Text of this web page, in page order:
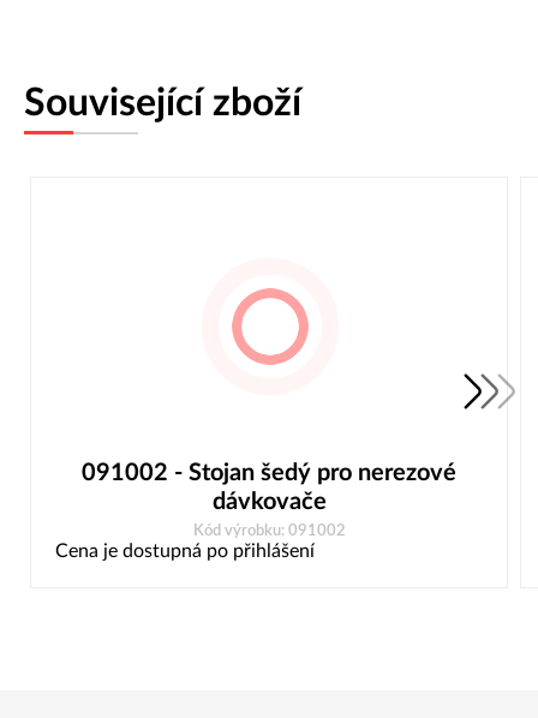
Související zboží
091002 - Stojan šedý pro nerezové
dávkovače
Kód výrobku: 091002
Cena je dostupná po přihlášení